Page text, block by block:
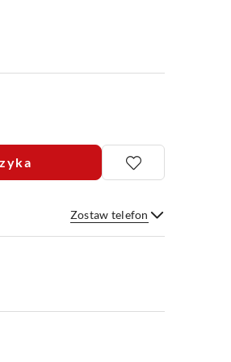
Zostaw telefon
Wyślij